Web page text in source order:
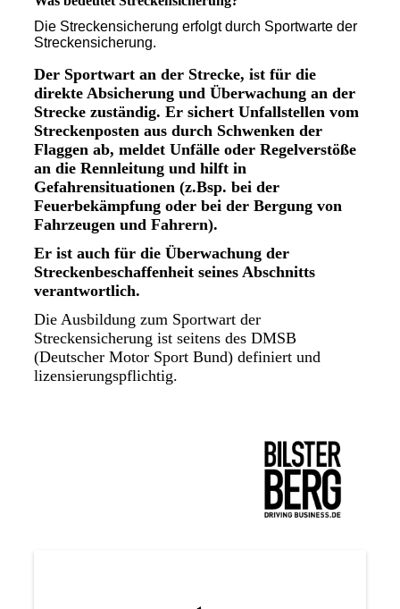
Die Streckensicherung erfolgt durch Sportwarte der
Streckensicherung.
Der Sportwart an der Strecke, ist für die
direkte Absicherung und Überwachung an der
Strecke zuständig. Er sichert Unfallstellen vom
Streckenposten aus durch Schwenken der
Flaggen ab, meldet Unfälle oder Regelverstöße
an die Rennleitung und hilft in
Gefahrensituationen (z.Bsp. bei der
Feuerbekämpfung oder bei der Bergung von
Fahrzeugen und Fahrern).
Er ist auch für die Überwachung der
Streckenbeschaffenheit seines Abschnitts
verantwortlich.
Die Ausbildung zum Sportwart der
Streckensicherung ist seitens des DMSB
(Deutscher Motor Sport Bund) definiert und
lizensierungspflichtig.